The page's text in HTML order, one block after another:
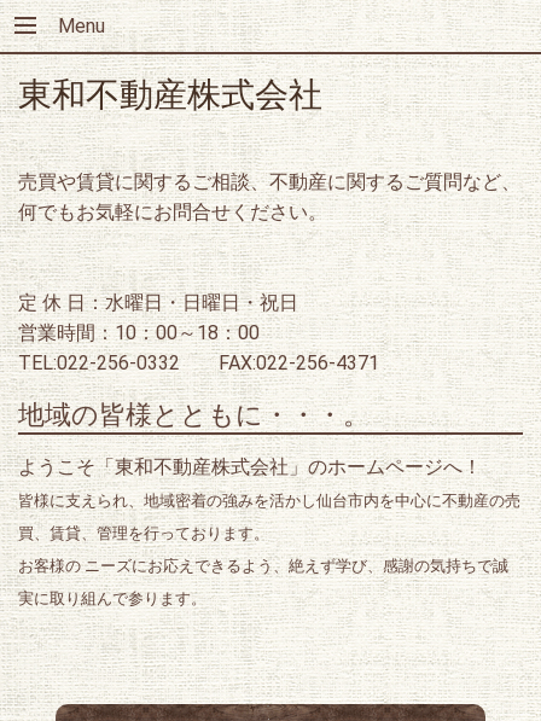
Menu
東和不動産株式会社
売買や賃貸に関するご相談、不動産に関するご質問など、
何でもお気軽にお問合せください。
定 休 日：水曜日・日曜日・祝日
営業時間：10：00～18：00
TEL:022-256-0332 FAX:022-256-4371
地域の皆様とともに・・・。
ようこそ「東和不動産株式会社」のホームページへ！
皆様に支えられ、地域密着の強みを活かし仙台市内を中心に不動産の売
買、賃貸、管理を行っております。
お客様の ニーズにお応えできるよう、絶えず学び、感謝の気持ちで誠
実に取り組んで参ります。